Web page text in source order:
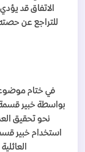
الاتفاق قد
للتراجع عن حصته
في ختام
بواسطة خبير
نحو تحقيق
استخدام خبير